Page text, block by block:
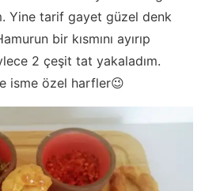
Yine tarif gayet güzel denk
bir kısmını ayırıp
2 çeşit tat yakaladım.
isme özel harfler😉